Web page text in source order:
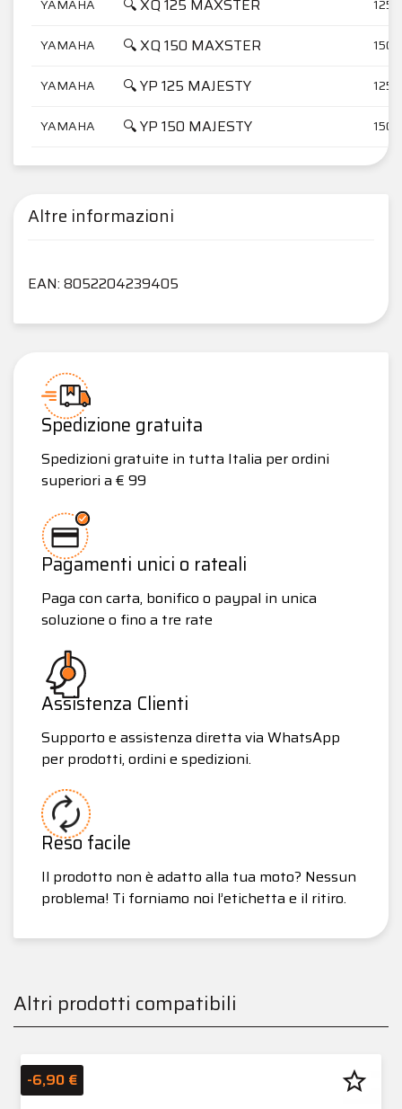
YAMAHA 🔍 XQ 125 MAXSTER 125
YAMAHA 🔍 XQ 150 MAXSTER 150
YAMAHA 🔍 YP 125 MAJESTY 125
YAMAHA 🔍 YP 150 MAJESTY 150
Altre informazioni
EAN: 8052204239405
Spedizione gratuita
Spedizioni gratuite in tutta Italia per ordini
superiori a € 99
Pagamenti unici o rateali
Paga con carta, bonifico o paypal in unica
soluzione o fino a tre rate
Assistenza Clienti
Supporto e assistenza diretta via WhatsApp
per prodotti, ordini e spedizioni.
Reso facile
Il prodotto non è adatto alla tua moto? Nessun
problema! Ti forniamo noi l’etichetta e il ritiro.
Altri prodotti compatibili
-6,90 € star_border